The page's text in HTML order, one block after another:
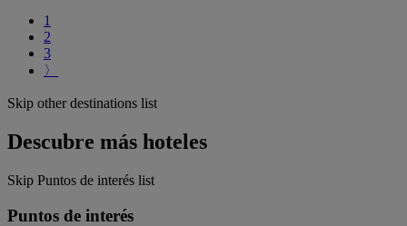
1
2
3
〉
Skip other destinations list
Descubre más hoteles
Skip Puntos de interés list
Puntos de interés